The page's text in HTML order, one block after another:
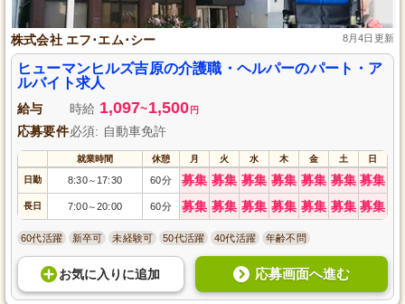
株式会社 エフ･エム･シー 8月4日更新
ヒューマンヒルズ吉原の介護職・ヘルパーのパート・ア
ルバイト求人
給与 時給 1,097~1,500 円
応募要件必須: 自動車免許
就業時間 休憩 月 火 水 木 金 土 日
日勤 8:30～ 17:30 60分 募集 募集 募集 募集 募集 募集 募集
長日 7:00～20:00 60分 募集 募集 募集 募集 募集 募集 募集
60代活躍 新卒可 未経験可 50代活躍 40代活躍 年齢不問
お気に入り に追加 応募画面へ進む